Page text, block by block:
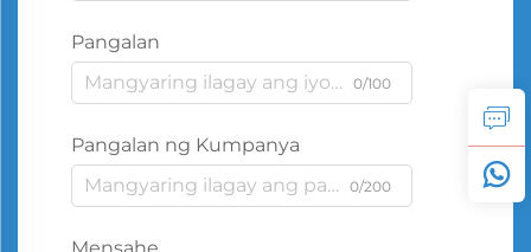
Pangalan
0/100
Pangalan ng Kumpanya
0/200
Mensahe